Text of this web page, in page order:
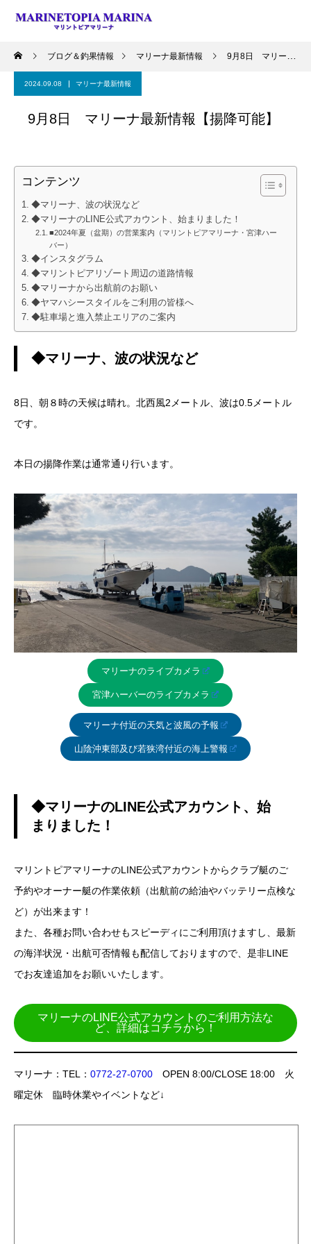
ブログ＆釣果情報 マリーナ最新情報 9月8日 マリーナ最新情報【揚降可能】
2024.09.08 マリーナ最新情報
9月8日 マリーナ最新情報【揚降可能】
コンテンツ
◆マリーナ、波の状況など
◆マリーナのLINE公式アカウント、始まりました！
■2024年夏（盆期）の営業案内（マリントピアマリーナ・宮津ハー
バー）
◆インスタグラム
◆マリントピアリゾート周辺の道路情報
◆マリーナから出航前のお願い
◆ヤマハシースタイルをご利用の皆様へ
◆駐車場と進入禁止エリアのご案内
◆マリーナ、波の状況など
8日、朝８時の天候は晴れ。北西風2メートル、波は0.5メートル
です。
本日の揚降作業は通常通り行います。
マリーナのライブカメラ
宮津ハーバーのライブカメラ
マリーナ付近の天気と波風の予報
山陰沖東部及び若狭湾付近の海上警報
◆マリーナのLINE公式アカウント、始
まりました！
マリントピアマリーナのLINE公式アカウントからクラブ艇のご
予約やオーナー艇の作業依頼（出航前の給油やバッテリー点検な
ど）が出来ます！
また、各種お問い合わせもスピーディにご利用頂けますし、最新
の海洋状況・出航可否情報も配信しておりますので、是非LINE
でお友達追加をお願いいたします。
マリーナのLINE公式アカウントのご利用方法な
ど、詳細はコチラから！
マリーナ：TEL： 0772-27-0700 OPEN 8:00/CLOSE 18:00 火
曜定休 臨時休業やイベントなど↓